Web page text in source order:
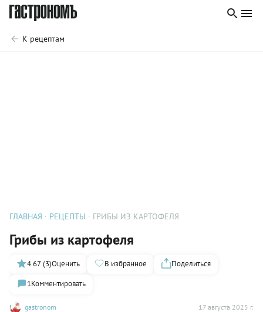
К рецептам
ГЛАВНАЯ РЕЦЕПТЫ ГРИБЫ ИЗ КАРТОФЕЛЯ
Грибы из картофеля
gastronom 17 августа 2025 г.
4.67 (3)Оценить В избранное
Поделиться
1Комментировать